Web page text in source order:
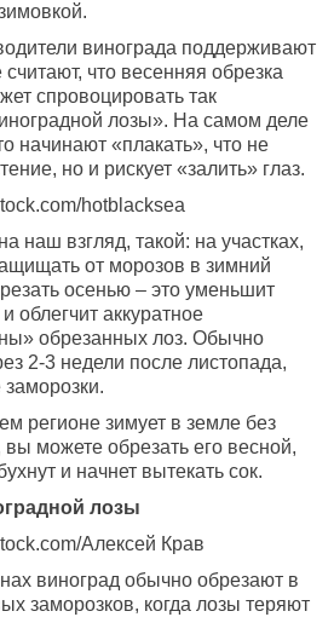
винограда поддерживают
что весенняя обрезка
спровоцировать так
лозы». На самом деле
начинают «плакать», что не
но и рискует «залить» глаз.
hotblacksea
наш взгляд, такой: на участках,
от морозов в зимний
осенью – это уменьшит
облегчит аккуратное
обрезанных лоз. Обычно
2-3 недели после листопада,
регионе зимует в земле без
вы можете обрезать его весной,
и начнет вытекать сок.
лозы
Алексей Крав
виноград обычно обрезают в
заморозков, когда лозы теряют